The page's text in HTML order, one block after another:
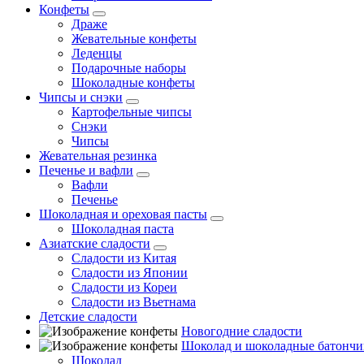
Конфеты
Драже
Жевательные конфеты
Леденцы
Подарочные наборы
Шоколадные конфеты
Чипсы и снэки
Картофельные чипсы
Снэки
Чипсы
Жевательная резинка
Печенье и вафли
Вафли
Печенье
Шоколадная и ореховая пасты
Шоколадная паста
Азиатские сладости
Сладости из Китая
Сладости из Японии
Сладости из Кореи
Сладости из Вьетнама
Детские сладости
Новогодние сладости
Шоколад и шоколадные
Шоколад